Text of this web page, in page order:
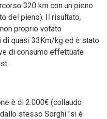
320 km con un pieno
del pieno). Il risultato,
proprio votato
di quasi 33Km/kg ed è stato
di consumo effettuate
è di 2.000€ (collaudo
stesso Sorghi "si è